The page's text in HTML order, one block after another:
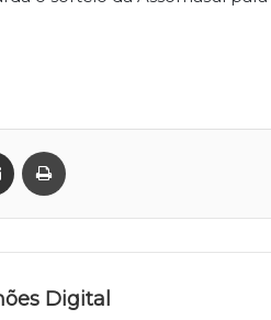
Compartilhar via e-mail
Digital